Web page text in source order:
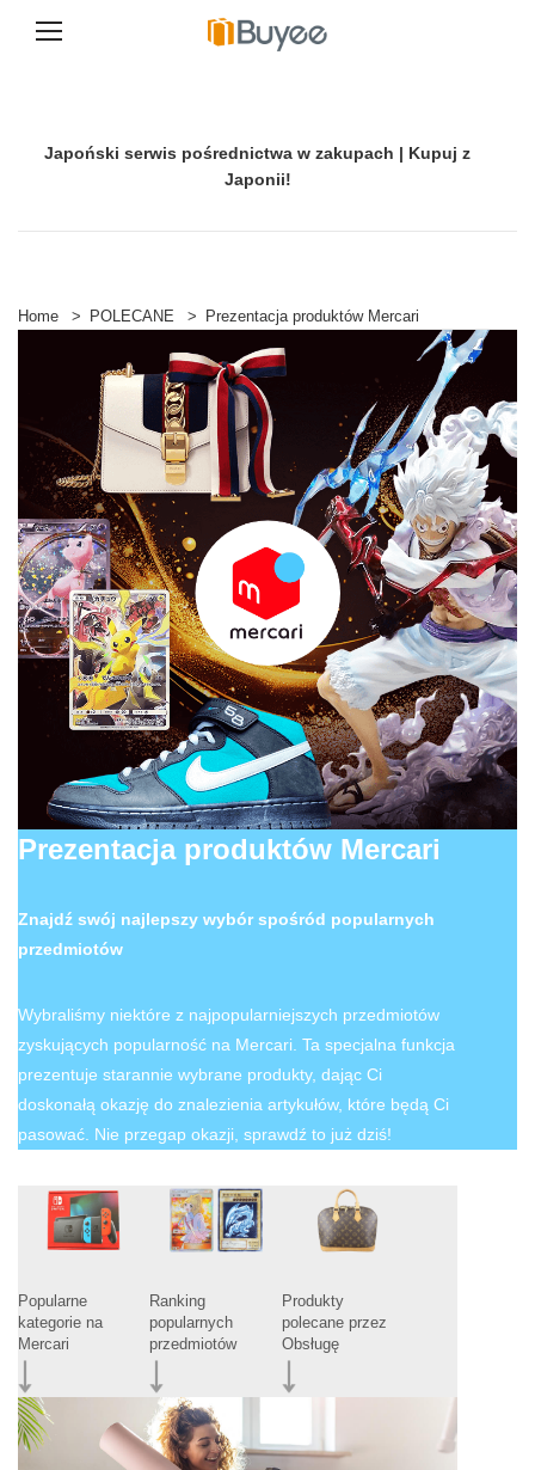
e
ś
Japoński serwis pośrednictwa w zakupach | Kupuj z
Japonii!
Home > POLECANE > Prezentacja produktów Mercari
Prezentacja produktów Mercari
Znajdź swój najlepszy wybór spośród popularnych
przedmiotów
Wybraliśmy niektóre z najpopularniejszych przedmiotów
zyskujących popularność na Mercari. Ta specjalna funkcja
prezentuje starannie wybrane produkty, dając Ci
doskonałą okazję do znalezienia artykułów, które będą Ci
pasować. Nie przegap okazji, sprawdź to już dziś!
Popularne
kategorie na
Mercari
Ranking
popularnych
przedmiotów
Produkty
polecane przez
Obsługę